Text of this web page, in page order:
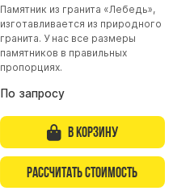
Памятник из гранита «Лебедь»,
изготавливается из природного
гранита. У нас все размеры
памятников в правильных
пропорциях.
По запросу
В корзину
Рассчитать стоимость